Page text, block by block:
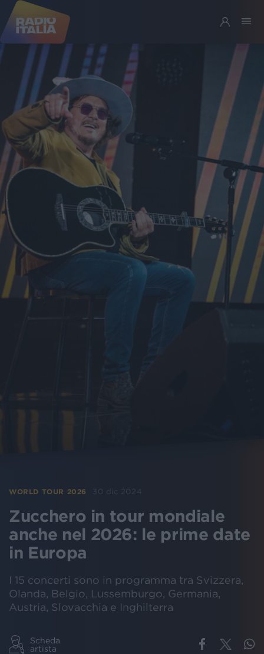
WORLD TOUR 2026 30 dic 2024
Zucchero in tour mondiale
anche nel 2026: le prime date
in Europa
I 15 concerti sono in programma tra Svizzera,
Olanda, Belgio, Lussemburgo, Germania,
Austria, Slovacchia e Inghilterra
Scheda
artista